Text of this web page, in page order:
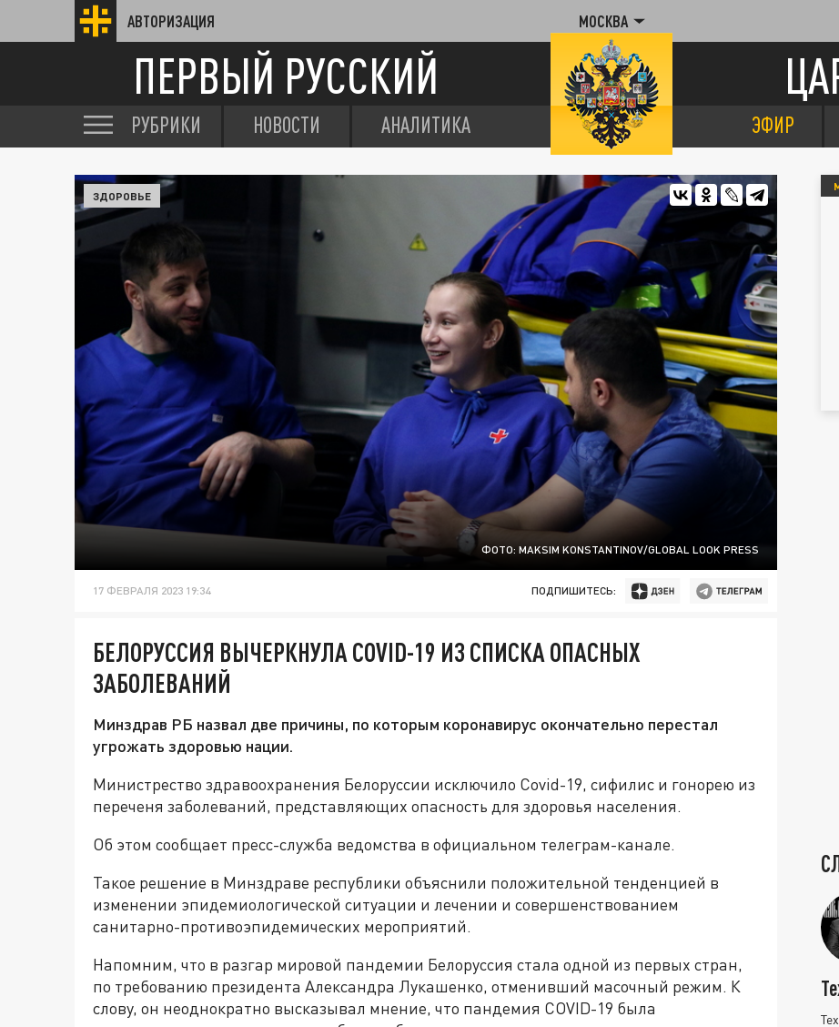
АВТОРИЗАЦИЯ МОСКВА
ПЕРВЫЙ РУССКИЙ
РУБРИКИ НОВОСТИ АНАЛИТИКА ЭФИР
ФОТО: MAKSIM KONSTANTINOV/GLOBAL LOOK PRESS
ЗДОРОВЬЕ
17 ФЕВРАЛЯ 2023 19:34 ПОДПИШИТЕСЬ:
БЕЛОРУССИЯ ВЫЧЕРКНУЛА COVID-19 ИЗ СПИСКА ОПАСНЫХ
ЗАБОЛЕВАНИЙ
Минздрав РБ назвал две причины, по которым коронавирус окончательно перестал
угрожать здоровью нации.
Министрество здравоохранения Белоруссии исключило Covid-19, сифилис и гонорею из
переченя заболеваний, представляющих опасность для здоровья населения.
Об этом сообщает пресс-служба ведомства в официальном телеграм-канале.
Такое решение в Минздраве республики объяснили положительной тенденцией в
изменении эпидемиологической ситуации и лечении и совершенствованием
санитарно-противоэпидемических мероприятий.
Напомним, что в разгар мировой пандемии Белоруссия стала одной из первых стран,
по требованию президента Александра Лукашенко, отменивший масочный режим. К
слову, он неоднократно высказывал мнение, что пандемия COVID-19 была